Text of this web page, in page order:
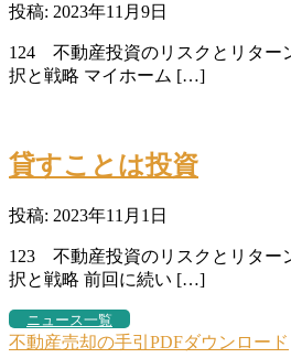
投稿: 2023年11月9日
124 不動産投資のリスクとリター
択と戦略 マイホーム […]
貸すことは投資
投稿: 2023年11月1日
123 不動産投資のリスクとリター
択と戦略 前回に続い […]
ニュース一覧
不動産売却の手引PDFダウンロード